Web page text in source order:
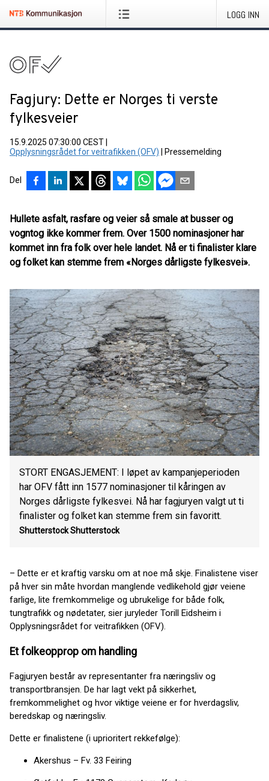
LOGG INN
Fagjury: Dette er Norges ti verste
fylkesveier
15.9.2025 07:30:00 CEST
Opplysningsrådet for veitrafikken (OFV)
Pressemelding
Del
Hullete asfalt, rasfare og veier så smale at busser og
vogntog ikke kommer frem. Over 1500 nominasjoner har
kommet inn fra folk over hele landet. Nå er ti finalister klare
og folket kan stemme frem «Norges dårligste fylkesvei».
STORT ENGASJEMENT: I løpet av kampanjeperioden
har OFV fått inn 1577 nominasjoner til kåringen av
Norges dårligste fylkesvei. Nå har fagjuryen valgt ut ti
finalister og folket kan stemme frem sin favoritt.
ShutterstockShutterstock
– Dette er et kraftig varsku om at noe må skje. Finalistene viser
på hver sin måte hvordan manglende vedlikehold gjør veiene
farlige, lite fremkommelige og ubrukelige for både folk,
tungtrafikk og nødetater, sier juryleder Torill Eidsheim i
Opplysningsrådet for veitrafikken (OFV).
Et folkeopprop om handling
Fagjuryen består av representanter fra næringsliv og
transportbransjen. De har lagt vekt på sikkerhet,
fremkommelighet og hvor viktige veiene er for hverdagsliv,
beredskap og næringsliv.
Dette er finalistene (i uprioritert rekkefølge):
Akershus – Fv. 33 Feiring